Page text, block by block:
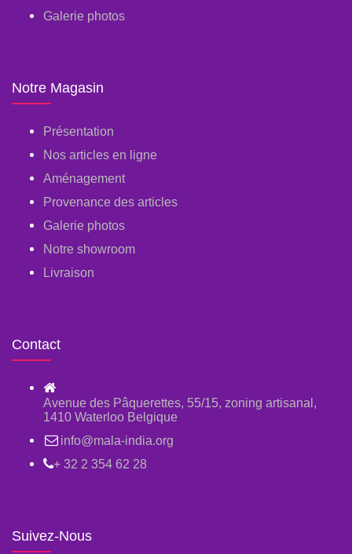
Galerie photos
Notre Magasin
Présentation
Nos articles en ligne
Aménagement
Provenance des articles
Galerie photos
Notre showroom
Livraison
Contact
Avenue des Pâquerettes, 55/15, zoning artisanal,
1410 Waterloo Belgique
info@mala-india.org
+ 32 2 354 62 28
Suivez-Nous